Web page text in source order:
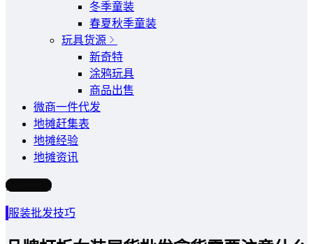
冬季童装
春夏秋季童装
玩具货源
新奇特
涂鸦玩具
商品出售
微商一件代发
地摊赶集表
地摊经验
地摊资讯
写文章
服装批发技巧